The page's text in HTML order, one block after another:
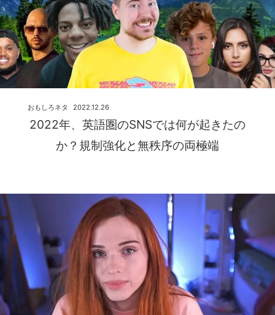
2022年、英語圏のSNSでは何が起きたの
か？規制強化と無秩序の両極端
2022.12.26
おもしろネタ